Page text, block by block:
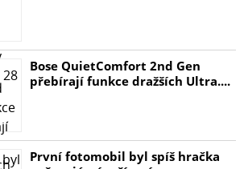
Bose QuietComfort 2nd Gen
přebírají funkce dražších Ultra....
První fotomobil byl spíš hračka